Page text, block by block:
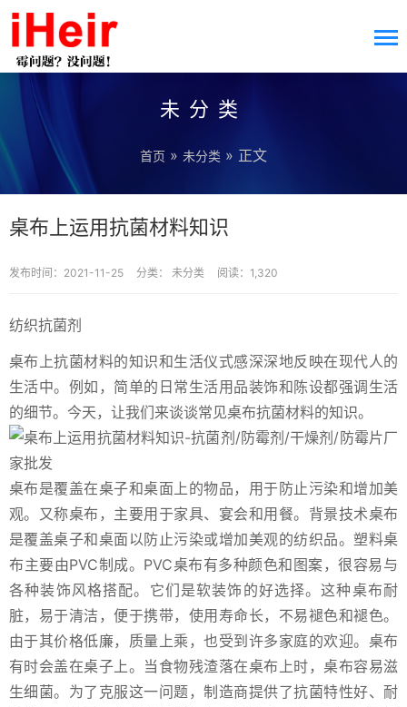
未分类
首页 » 未分类 » 正文
桌布上运用抗菌材料知识
发布时间：2021-11-25 分类： 未分类 阅读：1,320
纺织抗菌剂
桌布上抗菌材料的知识和生活仪式感深深地反映在现代人的
生活中。例如，简单的日常生活用品装饰和陈设都强调生活
的细节。今天，让我们来谈谈常见桌布抗菌材料的知识。
桌布是覆盖在桌子和桌面上的物品，用于防止污染和增加美
观。又称桌布，主要用于家具、宴会和用餐。背景技术桌布
是覆盖桌子和桌面以防止污染或增加美观的纺织品。塑料桌
布主要由PVC制成。PVC桌布有多种颜色和图案，很容易与
各种装饰风格搭配。它们是软装饰的好选择。这种桌布耐
脏，易于清洁，便于携带，使用寿命长，不易褪色和褪色。
由于其价格低廉，质量上乘，也受到许多家庭的欢迎。桌布
有时会盖在桌子上。当食物残渣落在桌布上时，桌布容易滋
生细菌。为了克服这一问题，制造商提供了抗菌特性好、耐